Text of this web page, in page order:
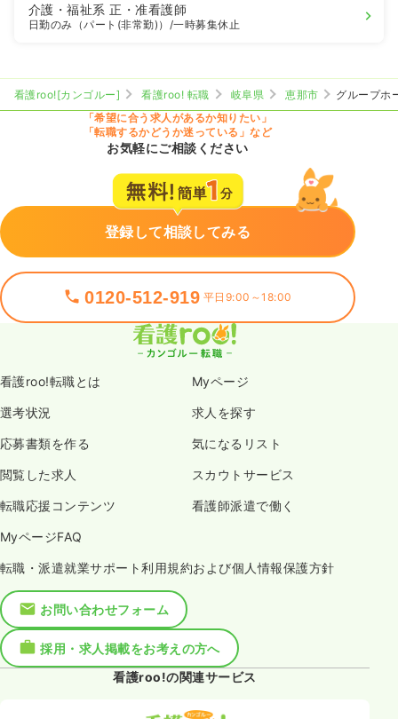
介護・福祉系正・准看護師
日勤のみ（パート(非常勤)） /一時募集休止
看護roo![カンゴルー] 看護roo! 転職 岐阜県 恵那市
グループホ
「希望に合う求人があるか知りたい」
「転職するかどうか迷っている」など
お気軽にご相談ください
登録して相談してみる
0120-512-919 平日9:00～18:00
看護roo!転職とは Myページ
選考状況 求人を探す
応募書類を作る 気になるリスト
閲覧した求人 スカウトサービス
転職応援コンテンツ 看護師派遣で働く
MyページFAQ
転職・派遣就業サポート利用規約および個人情報保護方針
お問い合わせフォーム
採用・求人掲載をお考えの方へ
看護roo!の関連サービス